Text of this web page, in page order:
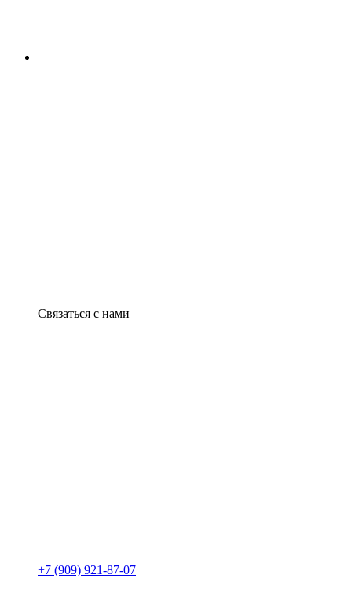
Связаться с нами
+7 (909) 921-87-07